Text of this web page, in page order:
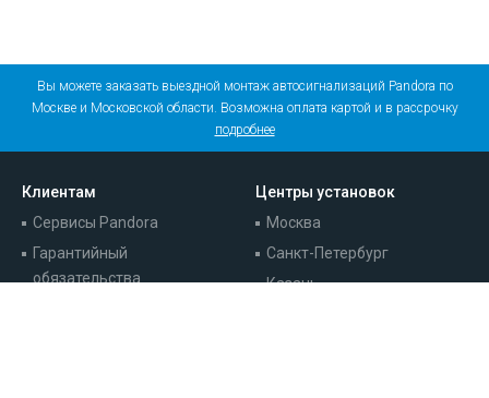
Вы можете заказать выездной монтаж автосигнализаций Pandora по
Москве и Московской области. Возможна оплата картой и в рассрочку
подробнее
Клиентам
Сервисы Pandora
Гарантийный
обязательства
Центры установок
Москва
Санкт-Петербург
Казань